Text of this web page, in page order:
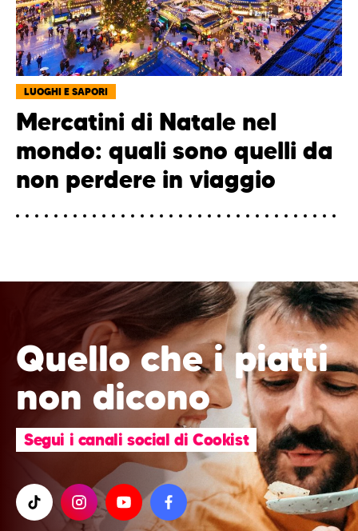
LUOGHI E SAPORI
Mercatini di Natale nel
mondo: quali sono quelli da
non perdere in viaggio
Quello che i piatti
non dicono
Segui i canali social di Cookist